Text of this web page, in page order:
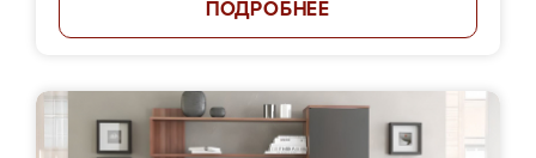
ПОДРОБНЕЕ